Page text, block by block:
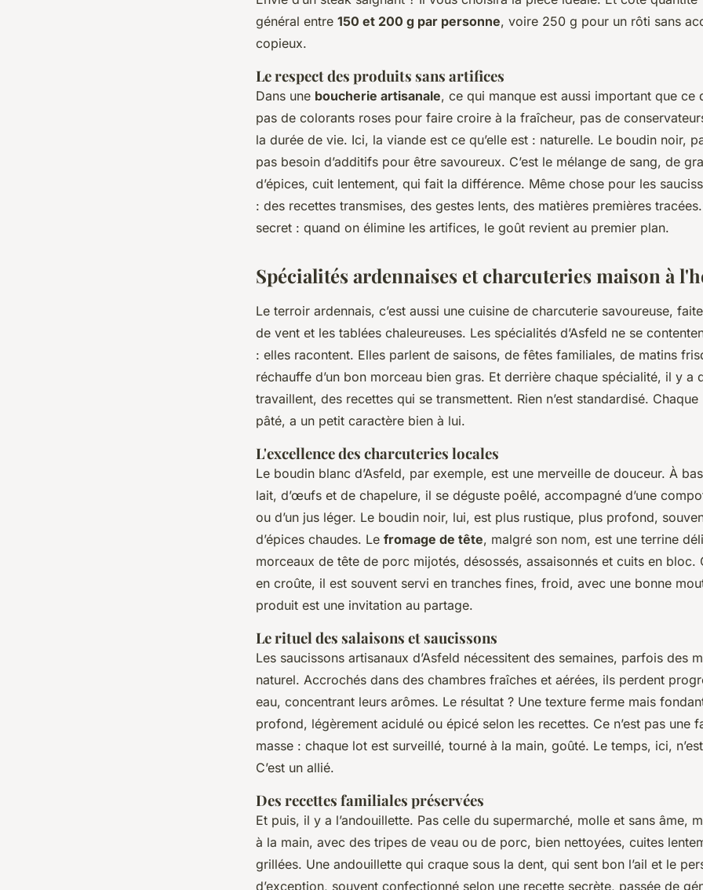
général entre 150 et 200 g par personne, voire 250 g pour un rôti sans
copieux.
Le respect des produits sans artifices
Dans une boucherie artisanale, ce qui manque est aussi important que ce
pas de colorants roses pour faire croire à la fraîcheur, pas de
la durée de vie. Ici, la viande est ce qu’elle est : naturelle. Le boudin noir,
pas besoin d’additifs pour être savoureux. C’est le mélange de sang, de
d’épices, cuit lentement, qui fait la différence. Même chose pour les
: des recettes transmises, des gestes lents, des matières premières
secret : quand on élimine les artifices, le goût revient au premier plan.
Spécialités ardennaises et charcuteries maison à
Le terroir ardennais, c’est aussi une cuisine de charcuterie savoureuse,
de vent et les tablées chaleureuses. Les spécialités d’Asfeld ne se
: elles racontent. Elles parlent de saisons, de fêtes familiales, de matins
réchauffe d’un bon morceau bien gras. Et derrière chaque spécialité, il y a
travaillent, des recettes qui se transmettent. Rien n’est standardisé.
pâté, a un petit caractère bien à lui.
L'excellence des charcuteries locales
Le boudin blanc d’Asfeld, par exemple, est une merveille de douceur. À
lait, d’œufs et de chapelure, il se déguste poêlé, accompagné d’une
ou d’un jus léger. Le boudin noir, lui, est plus rustique, plus profond,
d’épices chaudes. Le fromage de tête, malgré son nom, est une terrine
morceaux de tête de porc mijotés, désossés, assaisonnés et cuits en bloc.
en croûte, il est souvent servi en tranches fines, froid, avec une bonne
produit est une invitation au partage.
Le rituel des salaisons et saucissons
Les saucissons artisanaux d’Asfeld nécessitent des semaines, parfois des
naturel. Accrochés dans des chambres fraîches et aérées, ils perdent
eau, concentrant leurs arômes. Le résultat ? Une texture ferme mais
profond, légèrement acidulé ou épicé selon les recettes. Ce n’est pas une
masse : chaque lot est surveillé, tourné à la main, goûté. Le temps, ici,
C’est un allié.
Des recettes familiales préservées
Et puis, il y a l’andouillette. Pas celle du supermarché, molle et sans âme,
à la main, avec des tripes de veau ou de porc, bien nettoyées, cuites
grillées. Une andouillette qui craque sous la dent, qui sent bon l’ail et le
d’exception, souvent confectionné selon une recette secrète, passée de